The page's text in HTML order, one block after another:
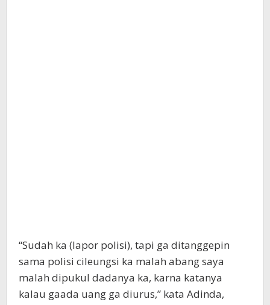
“Sudah ka (lapor polisi), tapi ga ditanggepin
sama polisi cileungsi ka malah abang saya
malah dipukul dadanya ka, karna katanya
kalau gaada uang ga diurus,” kata Adinda,